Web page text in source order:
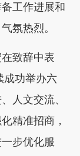
工作进展和
氛热烈。
致辞中表
成功举办六
人文交流、
精准招商，
步优化服